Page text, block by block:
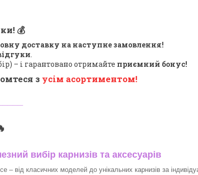
💰
доставку на наступне замовлення!
.
– і гарантовано отримайте приємний бонус!
з усім асортиментом!
вибір карнизів та аксесуарів
– від класичних моделей до унікальних карнизів за